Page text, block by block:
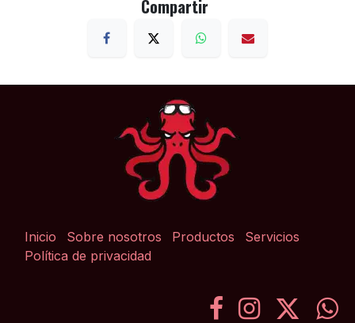
Compartir
Inicio Sobre nosotros Productos
Servicios
Política de privacidad